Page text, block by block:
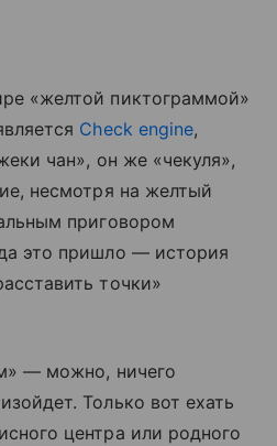
«желтой пиктограммой»
Check engine,
чан», он же «чекуля»,
несмотря на желтый
приговором
это пришло — история
точки»
— можно, ничего
Только вот ехать
центра или родного